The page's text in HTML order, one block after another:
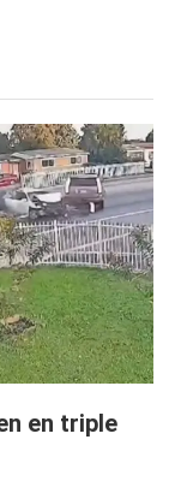
en triple